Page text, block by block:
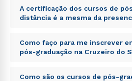
A certificação dos cursos de
distância é a mesma da
Sed ut perspiciatis unde omnis
voluptatem accusantium
totam rem aperiam, eaque ipsa
explicabo. Nemo enim ipsam
Como faço para me inscrever
pós-graduação na Cruzeiro do
Sed ut perspiciatis unde omnis
Como são os cursos de pós-